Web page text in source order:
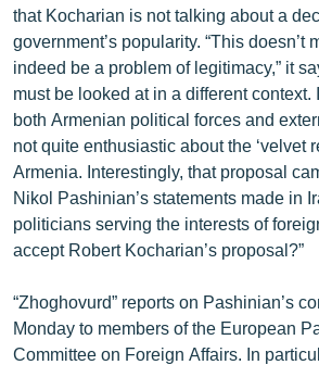
Հայերեն
English
Русский
ՀԵՏԵՎԵՔ ՄԵԶ
«Ազատության» բոլոր կայքերը
that Kocharian is not talking about a
government’s popularity. “This doesn’t
indeed be a problem of legitimacy,” it
must be looked at in a different context.
both Armenian political forces and
not quite enthusiastic about the ‘velvet
Armenia. Interestingly, that proposal
Nikol Pashinian’s statements made in
politicians serving the interests of
accept Robert Kocharian’s proposal?”
“Zhoghovurd” reports on Pashinian’s
Monday to members of the European
Committee on Foreign Affairs. In